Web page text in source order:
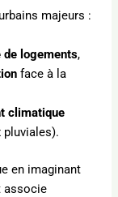
majeurs :
de logements,
face à la
climatique
pluviales).
en imaginant
associe